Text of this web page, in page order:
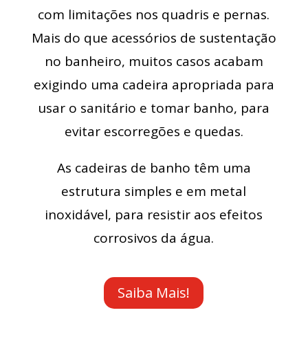
com limitações nos quadris e pernas.
Mais do que acessórios de sustentação
no banheiro, muitos casos acabam
exigindo uma cadeira apropriada para
usar o sanitário e tomar banho, para
evitar escorregões e quedas.
As cadeiras de banho têm uma
estrutura simples e em metal
inoxidável, para resistir aos efeitos
corrosivos da água.
Saiba Mais!